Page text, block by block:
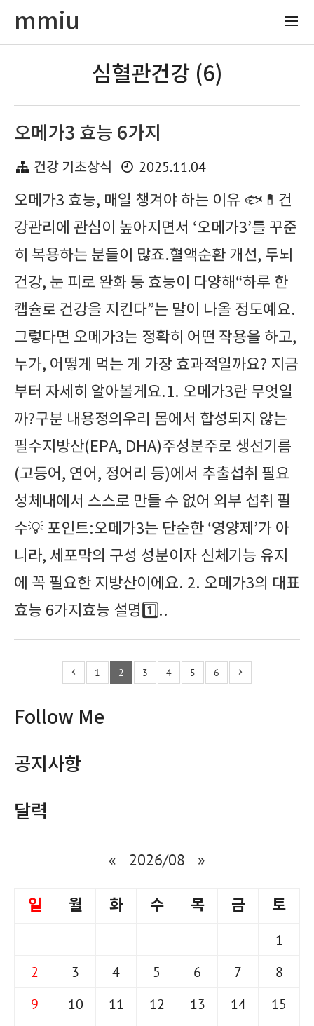
mmiu
심혈관건강 (6)
오메가3 효능 6가지
건강 기초상식
2025.11.04
오메가3 효능, 매일 챙겨야 하는 이유 🐟💊건
강관리에 관심이 높아지면서 ‘오메가3’를 꾸준
히 복용하는 분들이 많죠.혈액순환 개선, 두뇌
건강, 눈 피로 완화 등 효능이 다양해“하루 한
캡슐로 건강을 지킨다”는 말이 나올 정도예요.
그렇다면 오메가3는 정확히 어떤 작용을 하고,
누가, 어떻게 먹는 게 가장 효과적일까요? 지금
부터 자세히 알아볼게요.1. 오메가3란 무엇일
까?구분 내용정의우리 몸에서 합성되지 않는
필수지방산(EPA, DHA)주성분주로 생선기름
(고등어, 연어, 정어리 등)에서 추출섭취 필요
성체내에서 스스로 만들 수 없어 외부 섭취 필
수💡 포인트:오메가3는 단순한 ‘영양제’가 아
니라, 세포막의 구성 성분이자 신체기능 유지
에 꼭 필요한 지방산이에요. 2. 오메가3의 대표
효능 6가지효능 설명1️⃣..
1 2 3 4 5 6
Follow Me
공지사항
달력
« 2026/08 »
일 월 화 수 목 금 토
1
2
3 4 5 6 7
8
9
10 11 12 13 14
15